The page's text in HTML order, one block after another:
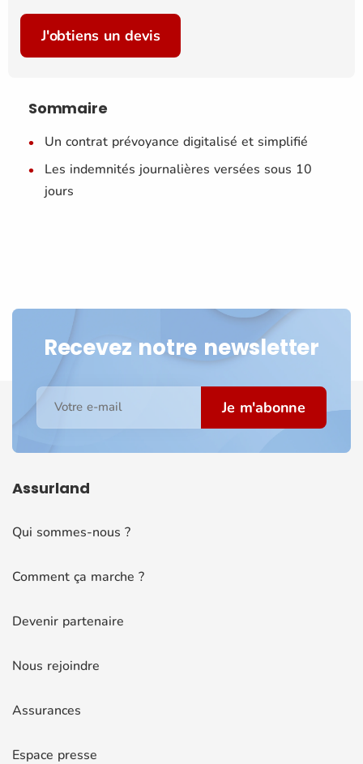
J'obtiens un devis
Sommaire
Un contrat prévoyance digitalisé et simplifié
Les indemnités journalières versées sous 10
jours
Recevez notre newsletter
Votre e-mail Je m'abonne
Assurland
Qui sommes-nous ?
Comment ça marche ?
Devenir partenaire
Nous rejoindre
Assurances
Espace presse